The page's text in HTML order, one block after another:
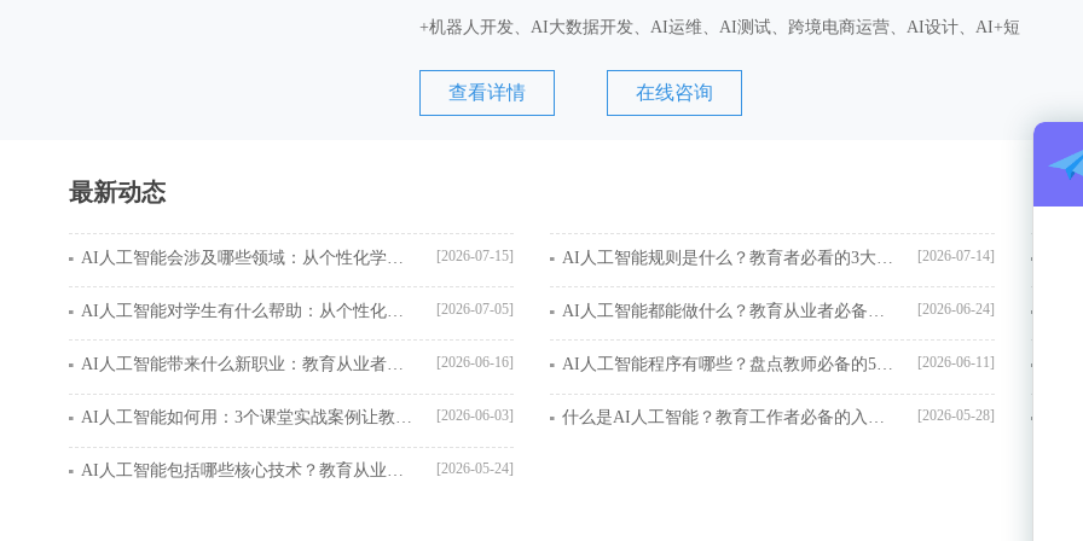
+机器人开发、AI大数据开发、AI运维、AI测试、跨境电商运营、AI设计、AI+短
查看详情 在线咨询
最新动态
[2026-07-15] [2026-07-14]
[2026-07-05] [2026-06-24]
[2026-06-16] [2026-06-11]
AI人工智能如何用：3个课堂实战案例让教师轻松减负 [2026-06-03] 什么是AI人工智能？教育工作者必备的入门指南与应用场景解析 [2026-05-28]
AI人工智能包括哪些核心技术？教育从业者的完整应用指南 [2026-05-24]